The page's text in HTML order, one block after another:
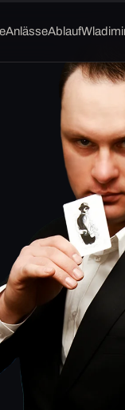
AnlässeAblauf